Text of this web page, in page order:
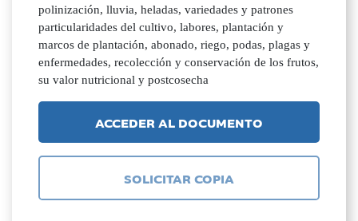
polinización, lluvia, heladas, variedades y patrones
particularidades del cultivo, labores, plantación y
marcos de plantación, abonado, riego, podas, plagas y
enfermedades, recolección y conservación de los frutos,
su valor nutricional y postcosecha
ACCEDER AL DOCUMENTO
SOLICITAR COPIA